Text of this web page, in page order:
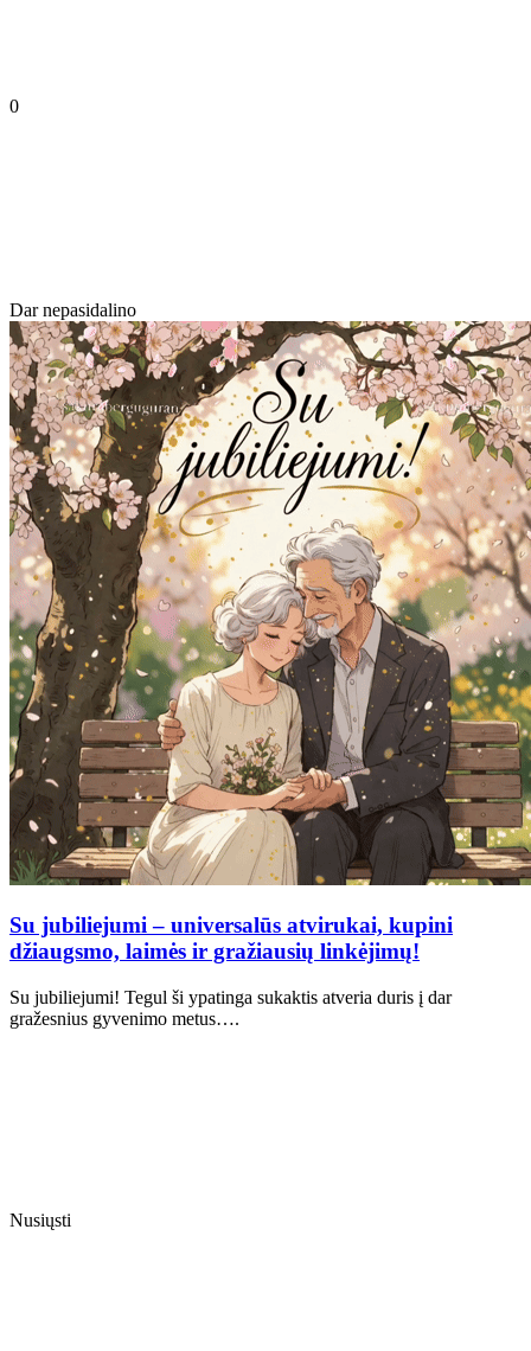
0
Dar nepasidalino
Su jubiliejumi – universalūs atvirukai, kupini
džiaugsmo, laimės ir gražiausių linkėjimų!
Su jubiliejumi! Tegul ši ypatinga sukaktis atveria duris į dar
gražesnius gyvenimo metus….
Nusiųsti